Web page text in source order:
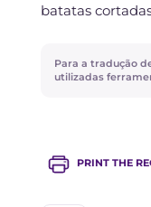
batatas
por fora e
Para a tradução
utilizadas
PRINT THE